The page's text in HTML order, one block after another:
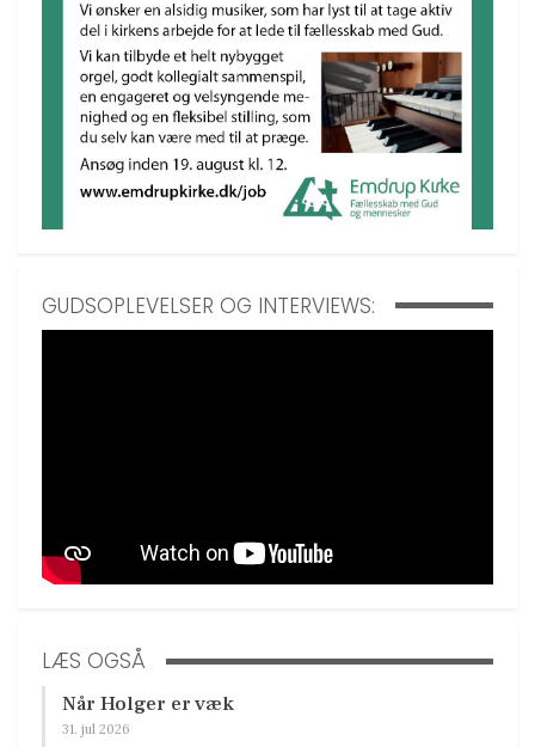
GUDSOPLEVELSER OG INTERVIEWS:
LÆS OGSÅ
Når Holger er væk
31. jul 2026